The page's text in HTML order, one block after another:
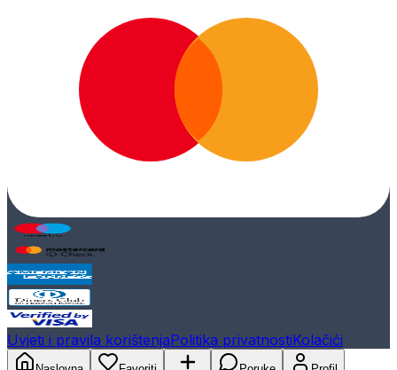
Uvjeti i pravila korištenjaPolitika privatnostiKolačići